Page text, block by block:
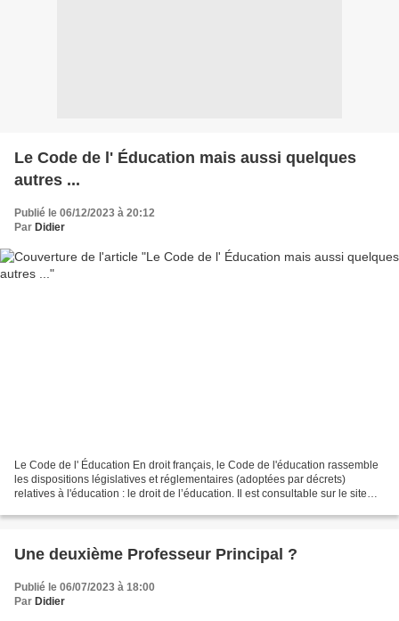
Le Code de l' Éducation mais aussi quelques
autres ...
Publié le 06/12/2023 à 20:12
Par Didier
Le Code de l' Éducation En droit français, le Code de l'éducation rassemble
les dispositions législatives et réglementaires (adoptées par décrets)
relatives à l'éducation : le droit de l’éducation. Il est consultable sur le site
Une deuxième Professeur Principal ?
Publié le 06/07/2023 à 18:00
Par Didier